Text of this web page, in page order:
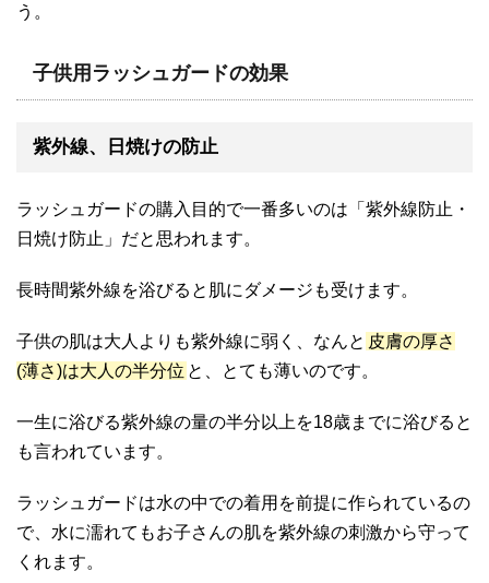
う。
子供用ラッシュガードの効果
紫外線、日焼けの防止
ラッシュガードの購入目的で一番多いのは「紫外線防止・
日焼け防止」だと思われます。
長時間紫外線を浴びると肌にダメージも受けます。
子供の肌は大人よりも紫外線に弱く、なんと 皮膚の厚さ
(薄さ)は大人の半分位 と、とても薄いのです。
一生に浴びる紫外線の量の半分以上を18歳までに浴びると
も言われています。
ラッシュガードは水の中での着用を前提に作られているの
で、水に濡れてもお子さんの肌を紫外線の刺激から守って
くれます。